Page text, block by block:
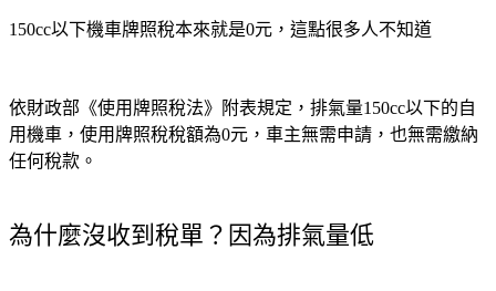
150cc以下機車牌照稅本來就是0元，這點很多人不知道
依財政部《使用牌照稅法》附表規定，排氣量150cc以下的自
用機車，使用牌照稅稅額為0元，車主無需申請，也無需繳納
任何稅款。
為什麼沒收到稅單？因為排氣量低